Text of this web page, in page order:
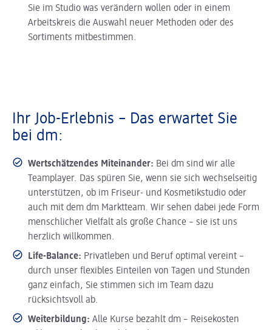
Sie im Studio was verändern wollen oder in einem
Arbeitskreis die Auswahl neuer Methoden oder des
Sortiments mitbestimmen.
Ihr Job-Erlebnis – Das erwartet Sie
bei dm:
Wertschätzendes Miteinander: Bei dm sind wir alle
Teamplayer. Das spüren Sie, wenn sie sich wechselseitig
unterstützen, ob im Friseur- und Kosmetikstudio oder
auch mit dem dm Marktteam. Wir sehen dabei jede Form
menschlicher Vielfalt als große Chance – sie ist uns
herzlich willkommen.
Life-Balance: Privatleben und Beruf optimal vereint –
durch unser flexibles Einteilen von Tagen und Stunden
ganz einfach, Sie stimmen sich im Team dazu
rücksichtsvoll ab.
Weiterbildung: Alle Kurse bezahlt dm – Reisekosten